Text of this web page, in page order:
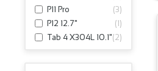
P11 Pro
(3)
P12 12.7"
(1)
Tab 4 X304L 10.1"(2)